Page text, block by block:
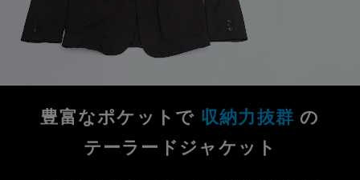
豊富なポケットで 収納力抜群 の
テーラードジャケット